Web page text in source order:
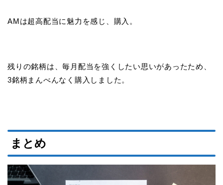
AMは超高配当に魅力を感じ、購入。
残りの銘柄は、毎月配当を強くしたい思いがあったため、
3銘柄まんべんなく購入しました。
まとめ